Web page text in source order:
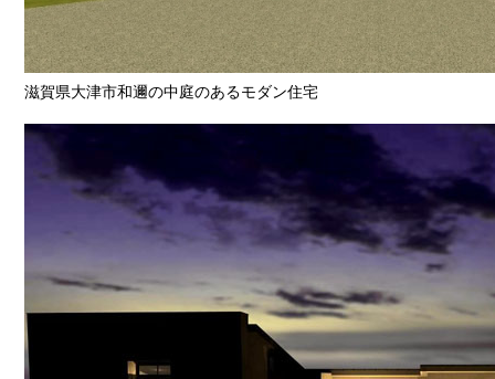
滋賀県大津市和邇の中庭のあるモダン住宅